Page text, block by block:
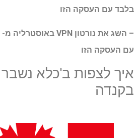
בלבד עם העסקה הזו
עם העסקה הזו
איך לצפות ב'כלא
בקנדה